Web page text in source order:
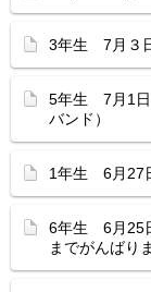
3年生 7月３
5年生 7月1日
バンド）
1年生 6月27
6年生 6月25
までがんばり